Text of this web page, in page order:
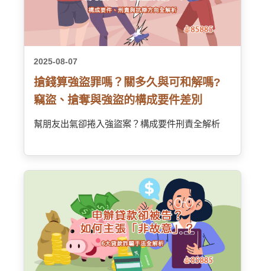
2025-08-07
搶錢算強盜罪嗎？關多久與可和解嗎?
竊盜、搶奪與強盜的構成要件差別
幫朋友出氣卻捲入強盜案？構成要件刑責全解析